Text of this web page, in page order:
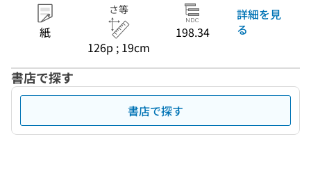
紙
さ等
126p ; 19cm
198.34
詳細を見
る
書店で探す
書店で探す